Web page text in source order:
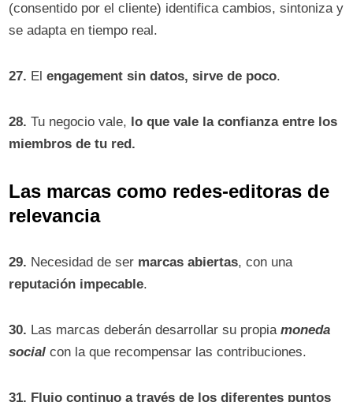
(consentido por el cliente) identifica cambios, sintoniza y
se adapta en tiempo real.
27. Elengagement sin datos, sirve de poco.
28. Tu negocio vale, lo que vale la confianza entre los
miembros de tu red.
Las marcas como redes-editoras de
relevancia
29. Necesidad de ser marcas abiertas, con una
reputación impecable.
30. Las marcas deberán desarrollar su propiamoneda
social con la que recompensar las contribuciones.
31. Flujo continuo a través de los diferentes puntos